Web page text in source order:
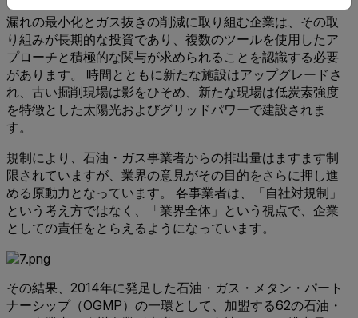
漏れの最小化とガス抜きの削減に取り組む企業は、その取
り組みが長期的な投資であり、複数のツールを使用したア
プローチと積極的な関与が求められることを認識する必要
があります。 時間とともに新たな施設はアップグレードさ
れ、古い掘削現場は影をひそめ、新たな現場は低炭素強度
を特徴とした太陽光およびグリッドパワーで建設されま
す。
規制により、石油・ガス事業者からの排出量はますます制
限されていますが、業界の意見がその目的をさらに押し進
める原動力となっています。 各事業者は、「自社対規制」
という考え方ではなく、「業界全体」という視点で、企業
としての責任をとらえるようになっています。
その結果、2014年に発足した石油・ガス・メタン・パート
ナーシップ（OGMP）の一環として、加盟する62の石油・